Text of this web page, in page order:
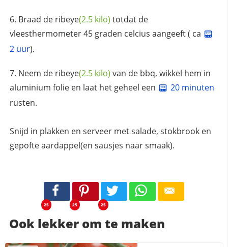
Braad de ribeye(2.5 kilo) totdat de
vleesthermometer 45 graden celcius aangeeft ( ca
2 uur).
Neem de ribeye(2.5 kilo) van de bbq, wikkel hem in
aluminium folie en laat het geheel een
20 minuten
rusten.
Snijd in plakken en serveer met salade, stokbrook en
gepofte aardappel(en sausjes naar smaak).
25 25 25
Ook lekker om te maken